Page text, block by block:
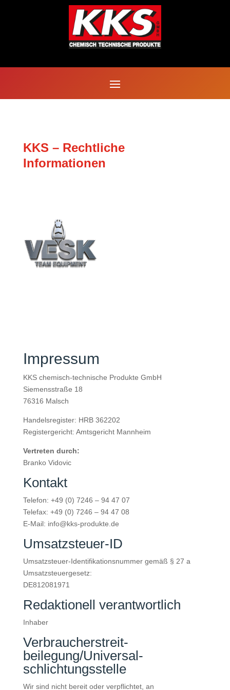
KKS – Rechtliche
Informationen
Impressum
KKS chemisch-technische Produkte GmbH
Siemensstraße 18
76316 Malsch
Handelsregister: HRB 362202
Registergericht: Amtsgericht Mannheim
Vertreten durch:
Branko Vidovic
Kontakt
Telefon: +49 (0) 7246 – 94 47 07
Telefax: +49 (0) 7246 – 94 47 08
E-Mail: info@kks-produkte.de
Umsatzsteuer-ID
Umsatzsteuer-Identifikationsnummer gemäß § 27 a
Umsatzsteuergesetz:
DE812081971
Redaktionell verantwortlich
Inhaber
Verbraucher­streit­
beilegung/Universal­
schlichtungs­stelle
Wir sind nicht bereit oder verpflichtet, an